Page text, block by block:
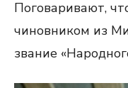
Поговаривают,
чиновником из
звание